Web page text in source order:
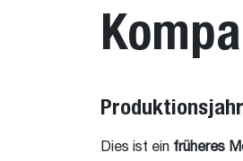
Dies ist ein früheres